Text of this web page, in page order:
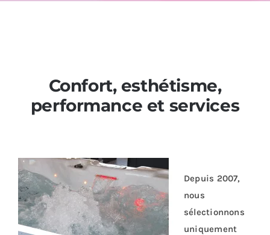
Confort, esthétisme,
performance et services
Depuis 2007,
nous
sélectionnons
uniquement